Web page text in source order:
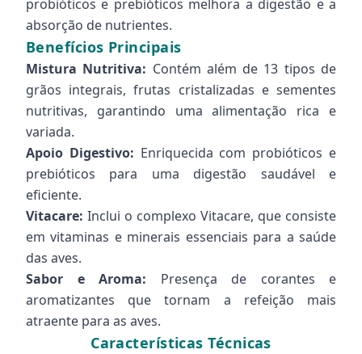
probióticos e prebióticos melhora a digestão e a
absorção de nutrientes.
Benefícios Principais
Mistura Nutritiva: Contém além de 13 tipos de
grãos integrais, frutas cristalizadas e sementes
nutritivas, garantindo uma alimentação rica e
variada.
Apoio Digestivo: Enriquecida com probióticos e
prebióticos para uma digestão saudável e
eficiente.
Vitacare: Inclui o complexo Vitacare, que consiste
em vitaminas e minerais essenciais para a saúde
das aves.
Sabor e Aroma: Presença de corantes e
aromatizantes que tornam a refeição mais
atraente para as aves.
Características Técnicas